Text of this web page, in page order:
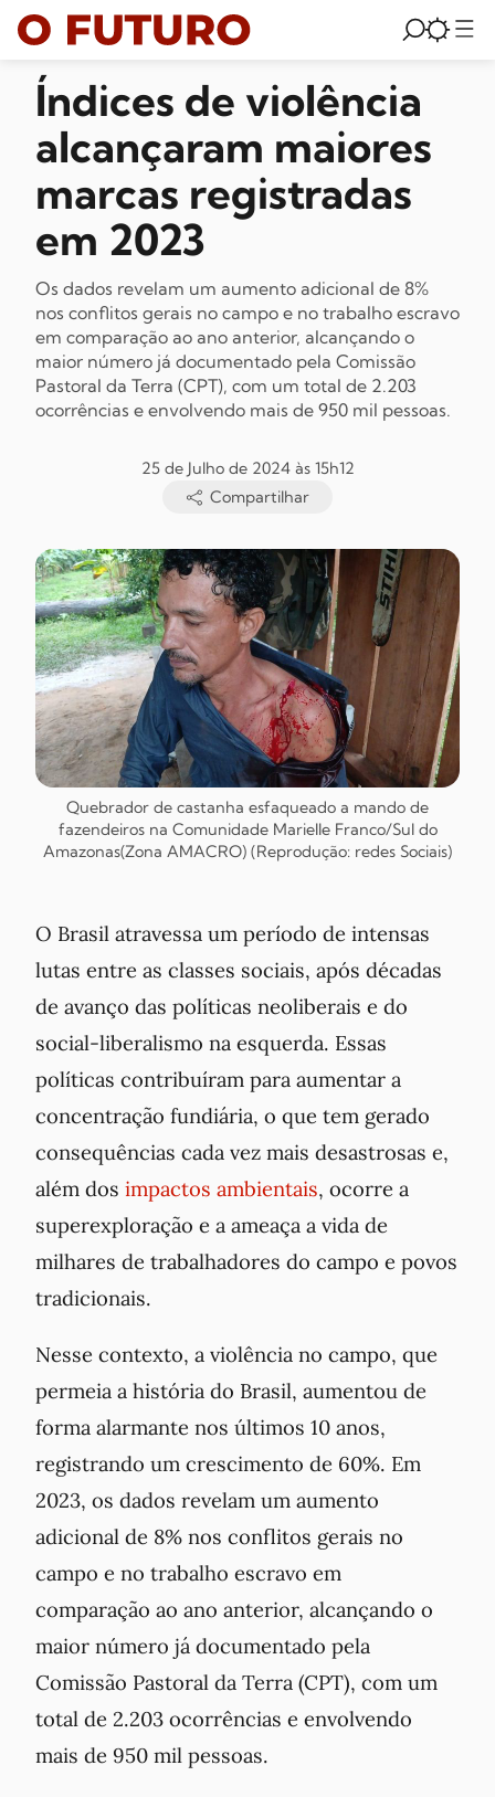
Índices de violência
alcançaram maiores
marcas registradas
em 2023
Os dados revelam um aumento adicional de 8%
nos conflitos gerais no campo e no trabalho escravo
em comparação ao ano anterior, alcançando o
maior número já documentado pela Comissão
Pastoral da Terra (CPT), com um total de 2.203
ocorrências e envolvendo mais de 950 mil pessoas.
25 de Julho de 2024 às 15h12
Compartilhar
Quebrador de castanha esfaqueado a mando de
fazendeiros na Comunidade Marielle Franco/Sul do
Amazonas(Zona AMACRO) (Reprodução: redes Sociais)
O Brasil atravessa um período de intensas
lutas entre as classes sociais, após décadas
de avanço das políticas neoliberais e do
social-liberalismo na esquerda. Essas
políticas contribuíram para aumentar a
concentração fundiária, o que tem gerado
consequências cada vez mais desastrosas e,
além dos impactos ambientais, ocorre a
superexploração e a ameaça a vida de
milhares de trabalhadores do campo e povos
tradicionais.
Nesse contexto, a violência no campo, que
permeia a história do Brasil, aumentou de
forma alarmante nos últimos 10 anos,
registrando um crescimento de 60%. Em
2023, os dados revelam um aumento
adicional de 8% nos conflitos gerais no
campo e no trabalho escravo em
comparação ao ano anterior, alcançando o
maior número já documentado pela
Comissão Pastoral da Terra (CPT), com um
total de 2.203 ocorrências e envolvendo
mais de 950 mil pessoas.